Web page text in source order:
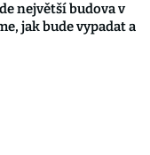
největší budova v
jak bude vypadat a